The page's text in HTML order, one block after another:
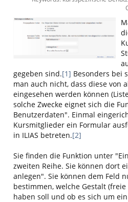
gegeben sind.[1] Besonders bei
man auch nicht, dass diese von
eingesehen werden können
solche Zwecke eignet sich die
Benutzerdaten". Einmal
Kursmitglieder ein Formular
in ILIAS betreten.[2]
Sie finden die Funktion unter
zweiten Reihe. Sie können dort
anlegen". Sie können dem Feld
bestimmen, welche Gestalt
haben soll und ob es sich um